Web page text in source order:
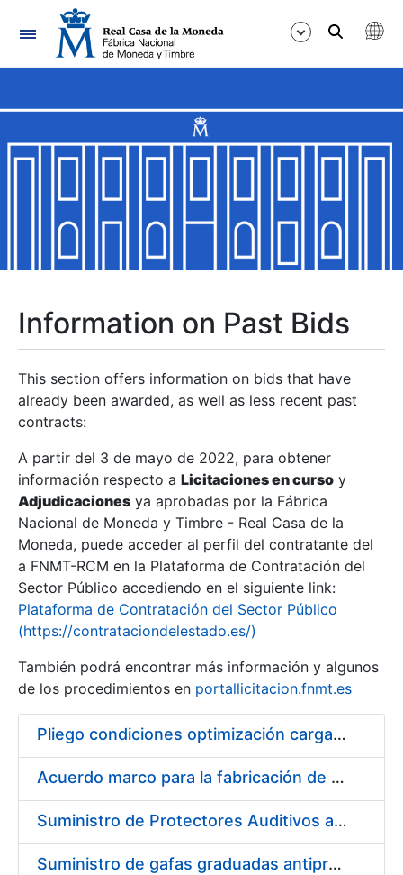
Navigation
Show/Hide
Show/Hide
Show/Hide
Show/Hide
Show/Hide
Show/Hide
Information on Past Bids
This section offers information on bids that have
already been awarded, as well as less recent past
contracts:
A partir del 3 de mayo de 2022, para obtener
información respecto a Licitaciones en curso y
Adjudicaciones ya aprobadas por la Fábrica
Nacional de Moneda y Timbre - Real Casa de la
Moneda, puede acceder al perfil del contratante del
a FNMT-RCM en la Plataforma de Contratación del
Sector Público accediendo en el siguiente link:
Plataforma de Contratación del Sector Público
(https://contrataciondelestado.es/)
También podrá encontrar más información y algunos
de los procedimientos en portallicitacion.fnmt.es
Pliego condiciones optimización cargas compras firmado
Acuerdo marco para la fabricación de piezas
Suministro de Protectores Auditivos a medida para las personas trabajadoras de los Centros de Trabajo de Madrid y Burgos
Suministro de gafas graduadas antiproyecciones para los trabajadores de la FNMT-RCM en los centros de trabajo de Madrid y Burgos